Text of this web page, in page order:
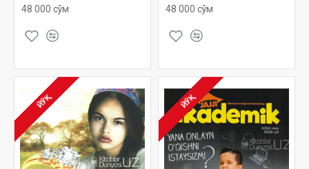
48 000 сўм 48 000 сўм
ЙЎҚ ЙЎҚ